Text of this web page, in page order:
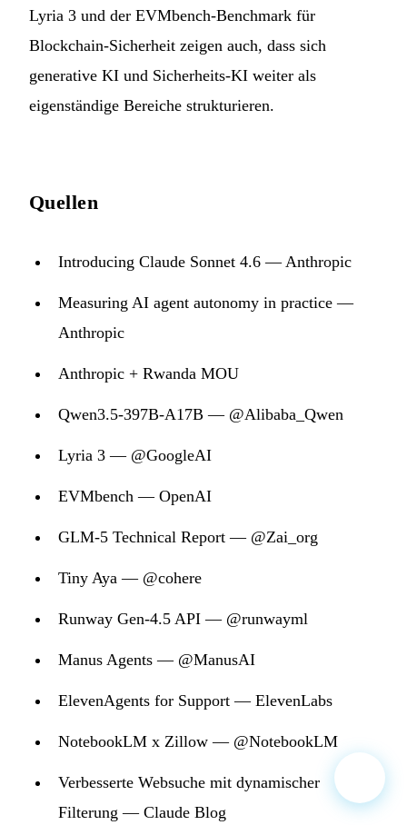
Lyria 3 und der EVMbench-Benchmark für
Blockchain-Sicherheit zeigen auch, dass sich
generative KI und Sicherheits-KI weiter als
eigenständige Bereiche strukturieren.
Quellen
Introducing Claude Sonnet 4.6 — Anthropic
Measuring AI agent autonomy in practice —
Anthropic
Anthropic + Rwanda MOU
Qwen3.5-397B-A17B — @Alibaba_Qwen
Lyria 3 — @GoogleAI
EVMbench — OpenAI
GLM-5 Technical Report — @Zai_org
Tiny Aya — @cohere
Runway Gen-4.5 API — @runwayml
Manus Agents — @ManusAI
ElevenAgents for Support — ElevenLabs
NotebookLM x Zillow — @NotebookLM
Verbesserte Websuche mit dynamischer
Filterung — Claude Blog